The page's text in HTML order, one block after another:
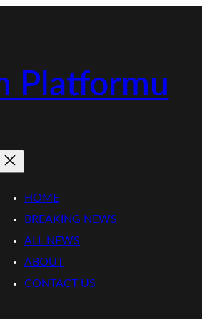
Platformu
HOME
BREAKING NEWS
ALL NEWS
ABOUT
CONTACT US